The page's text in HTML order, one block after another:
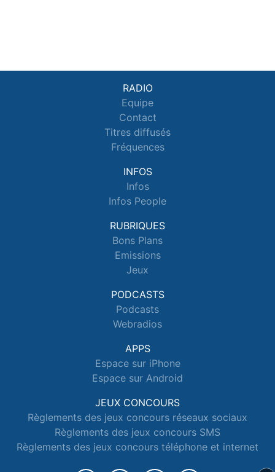
RADIO
Equipe
Contact
Titres diffusés
Fréquences
INFOS
Infos
Infos People
RUBRIQUES
Bons Plans
Emissions
Jeux
PODCASTS
Podcasts
Webradios
APPS
Espace sur iPhone
Espace sur Android
JEUX CONCOURS
Règlements des jeux concours réseaux sociaux
Règlements des jeux concours SMS
Règlements des jeux concours téléphone et internet